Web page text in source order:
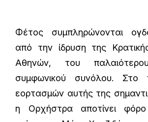
Φέτος συμπληρώνονται
από την ίδρυση της
Αθηνών, του
συμφωνικού συνόλου. Στο
εορτασμών αυτής της
η Ορχήστρα αποτίνει